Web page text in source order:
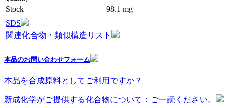
Stock
98.1 mg
SDS
関連化合物・類似構造リスト
本品のお問い合わせフォーム
本品を合成原料としてご利用ですか？
新成化学がご提供する化合物について：ご一読ください。